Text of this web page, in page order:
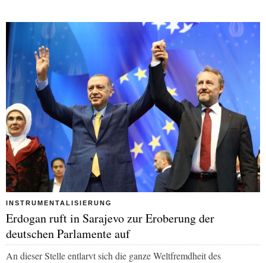
INSTRUMENTALISIERUNG
Erdogan ruft in Sarajevo zur Eroberung der
deutschen Parlamente auf
An dieser Stelle entlarvt sich die ganze Weltfremdheit des